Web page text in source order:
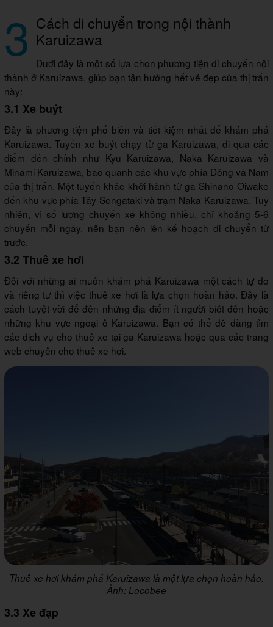
3 Cách di chuyển trong nội thành
Karuizawa
Dưới đây là một số lựa chọn phương tiện di chuyển nội
thành ở Karuizawa, giúp bạn tận hưởng hết vẻ đẹp của thị trấn
này:
3.1 Xe buýt
Đây là phương tiện phổ biến và tiết kiệm nhất để khám phá
Karuizawa. Tuyến xe buýt chạy từ ga Karuizawa, đi qua các
điểm đến chính như Kyu Karuizawa, Naka Karuizawa và
Minami Karuizawa, bao quanh các khu vực phía Đông và Nam
của thị trấn. Một tuyến khác khởi hành từ ga Shinano Oiwake
đến khu vực phía Tây Sengataki và trạm Naka Karuizawa. Tuy
nhiên, vì số lượng chuyến xe không nhiều, chỉ khoảng 5-6
chuyến mỗi ngày, nên bạn nên lên kế hoạch di chuyển từ
trước.
3.2 Thuê xe hơi
Đối với những ai muốn khám phá Karuizawa một cách tự do
và riêng tư thì việc thuê xe hơi là lựa chọn hoàn hảo. Đây là
cách tuyệt vời để đến những địa điểm ít người biết đến hoặc
những khu vực ngoại ô Karuizawa. Bạn có thể dễ dàng tìm
các dịch vụ cho thuê xe tại ga Karuizawa hoặc qua các trang
web chuyên cho thuê xe hơi.
Thuê xe hơi khám phá Karuizawa là một lựa chọn hoàn hảo.
Ảnh: Locobee
3.3 Xe đạp